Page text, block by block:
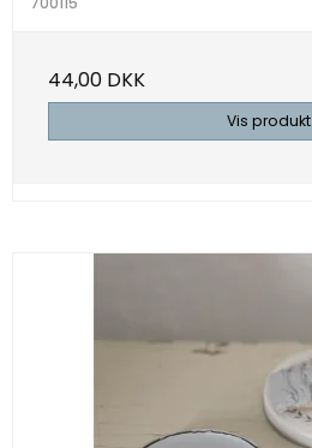
44,00 DKK
Vis produkt